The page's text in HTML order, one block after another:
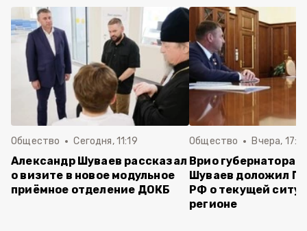
Общество Сегодня, 11:19
Александр Шуваев рассказал
о визите в новое модульное
приёмное отделение ДОКБ
Общество Вчера,
Врио губернатора
Шуваев доложил
РФ о текущей
регионе